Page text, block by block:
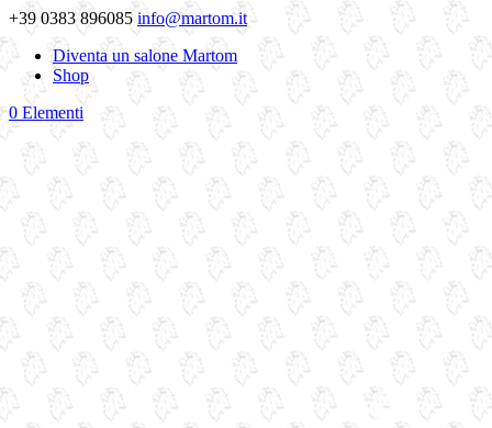
+39 0383 896085 info@martom.it
Diventa un salone Martom
Shop
0 Elementi